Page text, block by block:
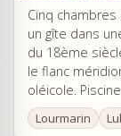
Cinq
un gîte dans
du 18ème
le flanc
oléicole.
Lourmarin